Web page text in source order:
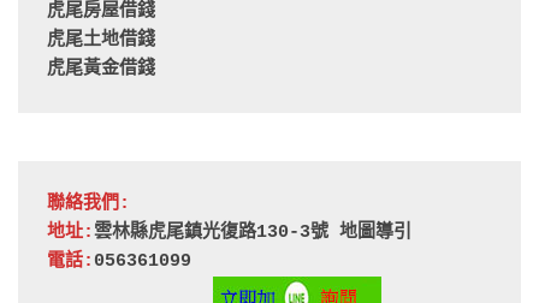
虎尾房屋借錢
虎尾土地借錢
虎尾黃金借錢
聯絡我們:
地址:雲林縣虎尾鎮光復路130-3號 地圖導引
電話: 056361099